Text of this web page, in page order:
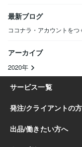
最新ブログ
ココナラ・アカウントをつ
アーカイブ
2020年